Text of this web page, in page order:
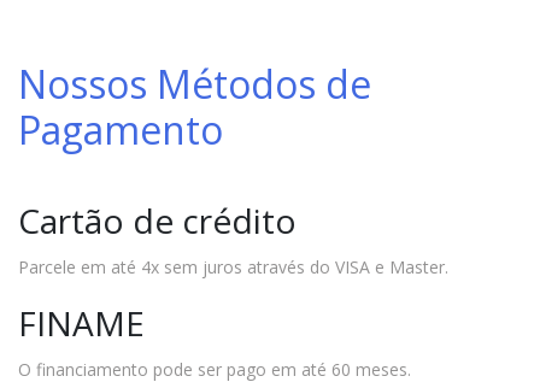
Nossos Métodos de
Pagamento
Cartão de crédito
Parcele em até 4x sem juros através do VISA e Master.
FINAME
O financiamento pode ser pago em até 60 meses.